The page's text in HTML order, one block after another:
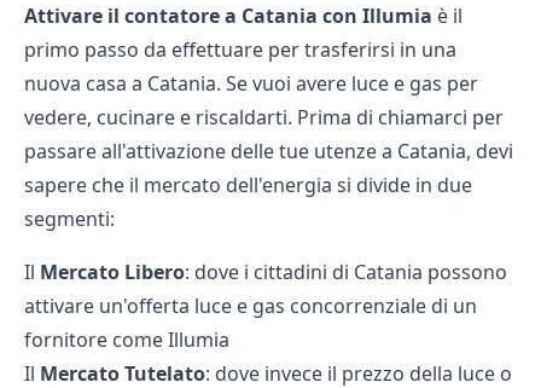
Attivare il contatore a Catania con Illumia è il
primo passo da effettuare per trasferirsi in una
nuova casa a Catania. Se vuoi avere luce e gas per
vedere, cucinare e riscaldarti. Prima di chiamarci per
passare all'attivazione delle tue utenze a Catania, devi
sapere che il mercato dell'energia si divide in due
segmenti:
Il Mercato Libero: dove i cittadini di Catania possono
attivare un'offerta luce e gas concorrenziale di un
fornitore come Illumia
Il Mercato Tutelato: dove invece il prezzo della luce o